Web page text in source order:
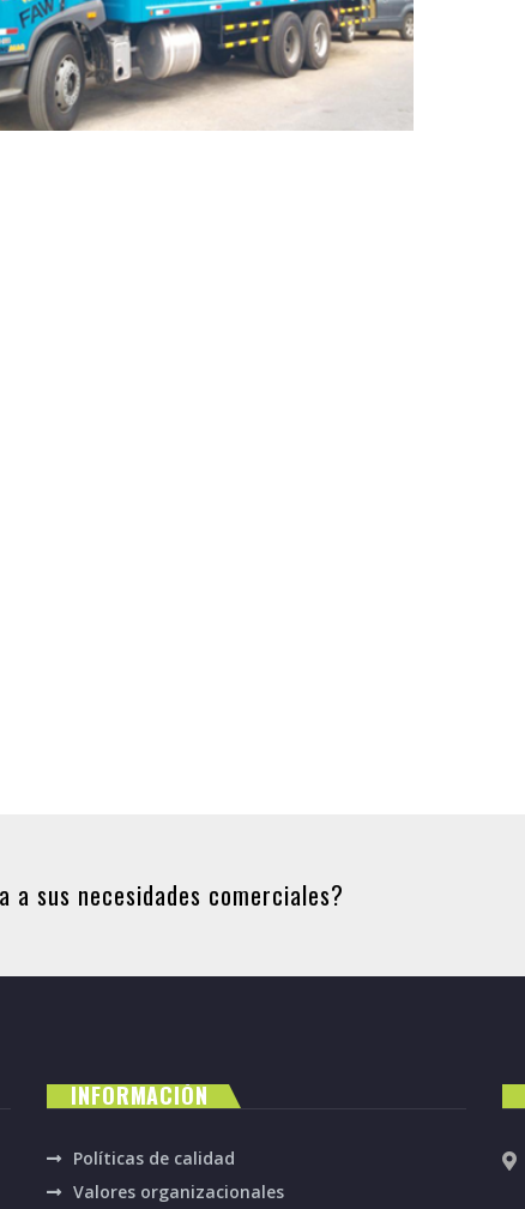
a sus necesidades comerciales?
INFORMACIÓN
Políticas de calidad
Valores organizacionales